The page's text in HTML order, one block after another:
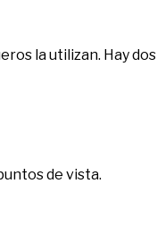
la utilizan. Hay dos
de vista.